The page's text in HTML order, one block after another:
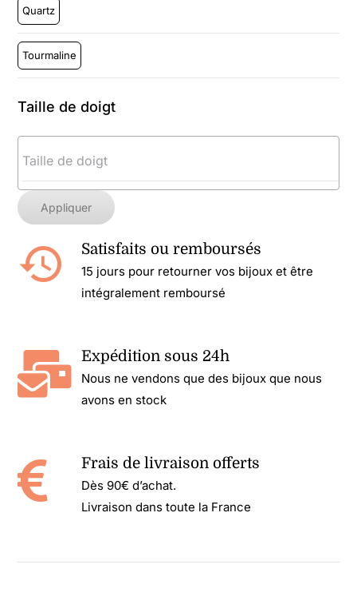
Quartz
Tourmaline
Taille de doigt
Appliquer
Satisfaits ou remboursés
15 jours pour retourner vos bijoux et être
intégralement remboursé
Expédition sous 24h
Nous ne vendons que des bijoux que nous
avons en stock
Frais de livraison offerts
Dès 90€ d’achat.
Livraison dans toute la France